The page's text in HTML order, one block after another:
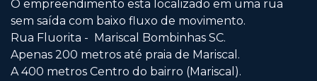
O empreendimento esta localizado em uma rua
sem saída com baixo fluxo de movimento.
Rua Fluorita - Mariscal Bombinhas SC.
Apenas 200 metros até praia de Mariscal.
A 400 metros Centro do bairro (Mariscal).